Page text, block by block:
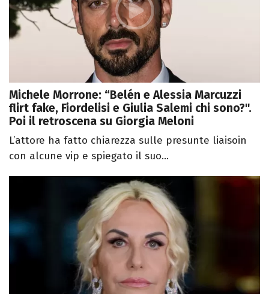
Michele Morrone: “Belén e Alessia Marcuzzi
flirt fake, Fiordelisi e Giulia Salemi chi sono?".
Poi il retroscena su Giorgia Meloni
L’attore ha fatto chiarezza sulle presunte liaisoin
con alcune vip e spiegato il suo...